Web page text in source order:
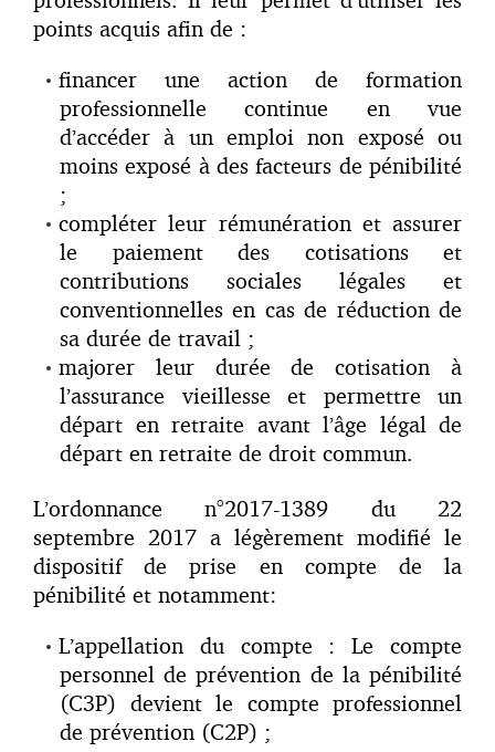
points acquis afin de :
financer une action de formation
professionnelle continue en vue
d’accéder à un emploi non exposé ou
moins exposé à des facteurs de pénibilité
;
compléter leur rémunération et assurer
le paiement des cotisations et
contributions sociales légales et
conventionnelles en cas de réduction de
sa durée de travail ;
majorer leur durée de cotisation à
l’assurance vieillesse et permettre un
départ en retraite avant l’âge légal de
départ en retraite de droit commun.
L’ordonnance n°2017-1389 du 22
septembre 2017 a légèrement modifié le
dispositif de prise en compte de la
pénibilité et notamment:
L’appellation du compte : Le compte
personnel de prévention de la pénibilité
(C3P) devient le compte professionnel
de prévention (C2P) ;